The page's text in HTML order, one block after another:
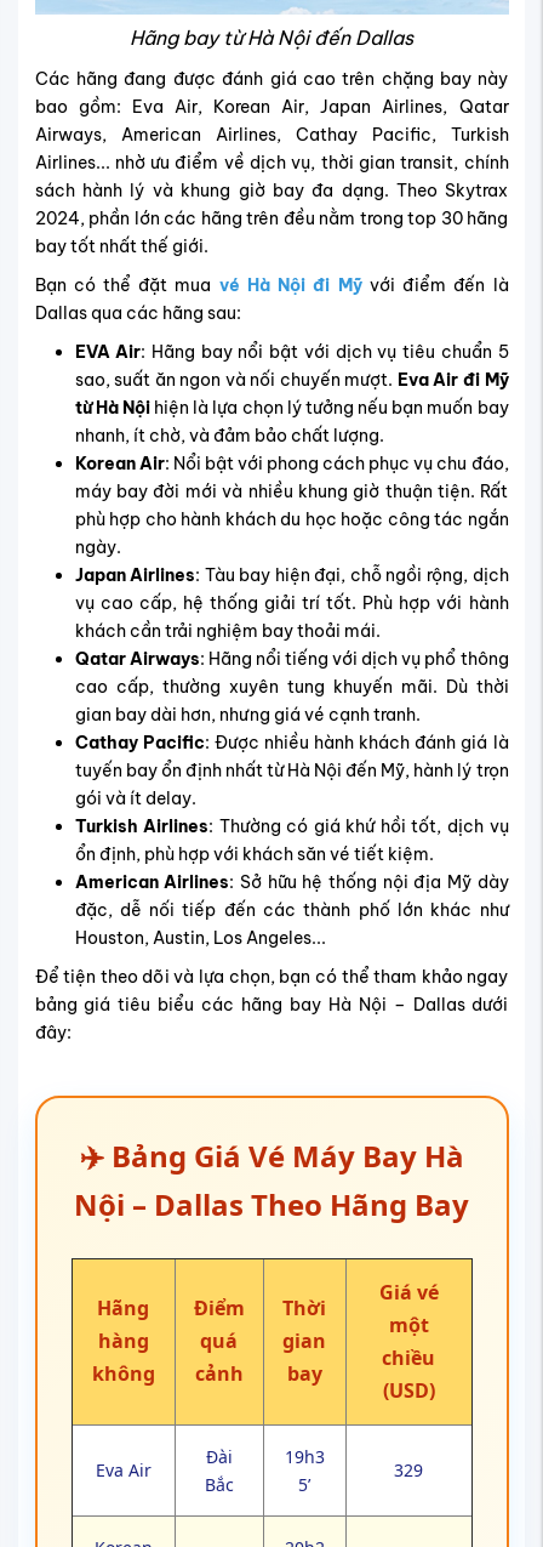
Hãng bay từ Hà Nội đến Dallas
Các hãng đang được đánh giá cao trên chặng bay này
bao gồm: Eva Air, Korean Air, Japan Airlines, Qatar
Airways, American Airlines, Cathay Pacific, Turkish
Airlines... nhờ ưu điểm về dịch vụ, thời gian transit, chính
sách hành lý và khung giờ bay đa dạng. Theo Skytrax
2024, phần lớn các hãng trên đều nằm trong top 30 hãng
bay tốt nhất thế giới.
Bạn có thể đặt mua vé Hà Nội đi Mỹ với điểm đến là
Dallasqua các hãng sau:
EVA Air: Hãng bay nổi bật với dịch vụ tiêu chuẩn 5
sao, suất ăn ngon và nối chuyến mượt. Eva Air đi Mỹ
từ Hà Nộihiện là lựa chọn lý tưởng nếu bạn muốn bay
nhanh, ít chờ, và đảm bảo chất lượng.
Korean Air: Nổi bật với phong cách phục vụ chu đáo,
máy bay đời mới và nhiều khung giờ thuận tiện. Rất
phù hợp cho hành khách du học hoặc công tác ngắn
ngày.
Japan Airlines: Tàu bay hiện đại, chỗ ngồi rộng, dịch
vụ cao cấp, hệ thống giải trí tốt. Phù hợp với hành
khách cần trải nghiệm bay thoải mái.
Qatar Airways: Hãng nổi tiếng với dịch vụ phổ thông
cao cấp, thường xuyên tung khuyến mãi. Dù thời
gian bay dài hơn, nhưng giá vé cạnh tranh.
Cathay Pacific: Được nhiều hành khách đánh giá là
tuyến bay ổn định nhất từ Hà Nội đến Mỹ, hành lý trọn
gói và ít delay.
Turkish Airlines: Thường có giá khứ hồi tốt, dịch vụ
ổn định, phù hợp với khách săn vé tiết kiệm.
American Airlines: Sở hữu hệ thống nội địa Mỹ dày
đặc, dễ nối tiếp đến các thành phố lớn khác như
Houston, Austin, Los Angeles...
Để tiện theo dõi và lựa chọn, bạn có thể tham khảo ngay
bảng giá tiêu biểu các hãng bay Hà Nội – Dallas dưới
đây:
✈️ Bảng Giá Vé Máy Bay Hà
Nội – Dallas Theo Hãng Bay
Hãng
hàng
không
Điểm
quá
cảnh
Thời
gian
bay
Giá vé
một
chiều
(USD)
Eva Air
Đài
Bắc
19h3
5’
329